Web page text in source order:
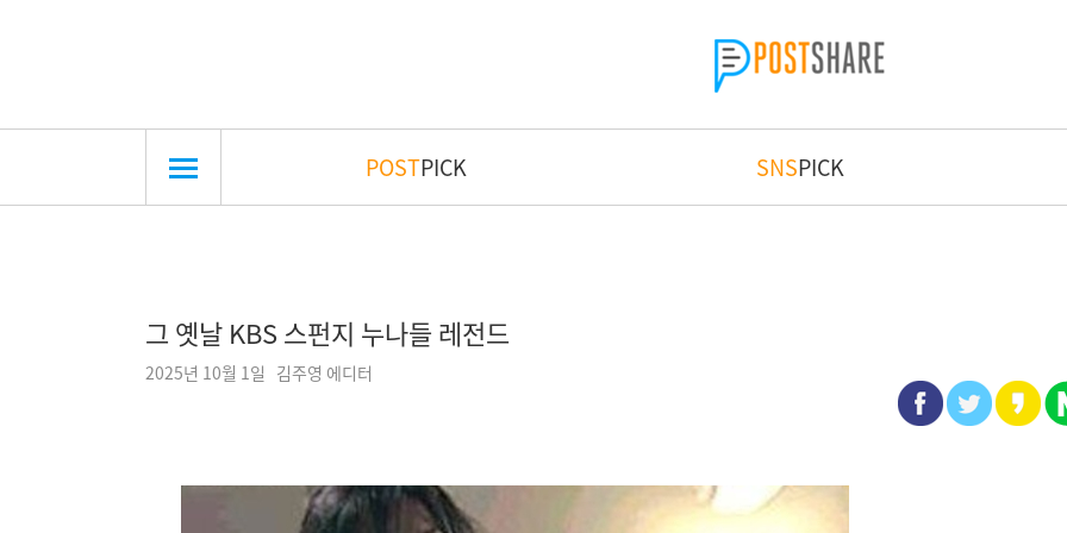
POSTPICK SNSPICK
그 옛날 KBS 스펀지 누나들 레전드
2025년 10월 1일 김주영 에디터